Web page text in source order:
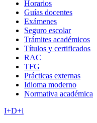
Horarios
Guías docentes
Exámenes
Seguro escolar
Trámites académicos
Títulos y certificados
RAC
TFG
Prácticas externas
Idioma moderno
Normativa académica
I+D+i